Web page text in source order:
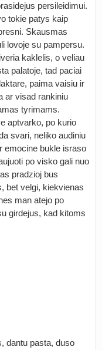
persileidimui.
tokie patys kaip
Skausmas
lovoje su pampersu.
kaklelis, o veliau
palatoje, tad paciai
paima vaisiu ir
ar visad rankiniu
tyrimams.
aptvarko, po kurio
svari, neliko audiniu
emocine bukle israso
po visko gali nuo
pradzioj bus
bet velgi, kiekvienas
man atejo po
girdejus, kad kitoms
dantu pasta, duso